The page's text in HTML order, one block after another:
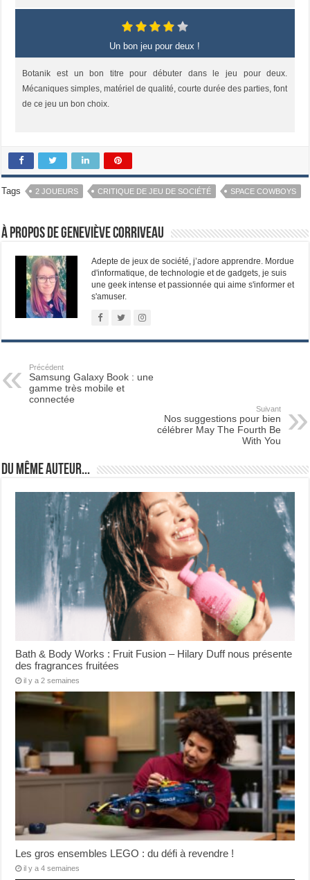
Un bon jeu pour deux !
Botanik est un bon titre pour débuter dans le jeu pour deux.
Mécaniques simples, matériel de qualité, courte durée des parties, font
de ce jeu un bon choix.
Tags 2 JOUEURS CRITIQUE DE JEU DE SOCIÉTÉ SPACE COWBOYS
À propos de Geneviève Corriveau
Adepte de jeux de société, j’adore apprendre. Mordue
d'informatique, de technologie et de gadgets, je suis
une geek intense et passionnée qui aime s'informer et
s'amuser.
Précédent
Samsung Galaxy Book : une
gamme très mobile et
connectée
Suivant
Nos suggestions pour bien
célébrer May The Fourth Be
With You
Du même auteur...
Bath & Body Works : Fruit Fusion – Hilary Duff nous présente
des fragrances fruitées
il y a 2 semaines
Les gros ensembles LEGO : du défi à revendre !
il y a 4 semaines